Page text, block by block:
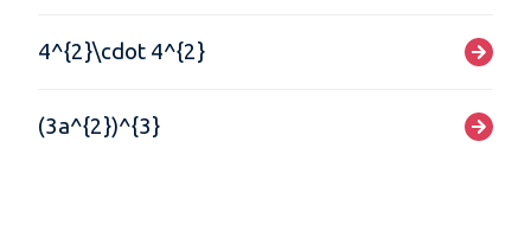
4^{2}\cdot 4^{2}
(3a^{2})^{3}